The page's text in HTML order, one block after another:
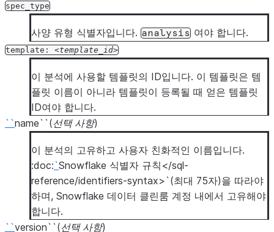
arguments
activation :
# Required for
snowflake_collaborator
spec_type
사양 유형 식별자입니다. analysis 여야 합니다.
template: template_id
이 분석에 사용할 템플릿의 ID입니다. 이 템플릿은 템
플릿 이름이 아니라 템플릿이 등록될 때 얻은 템플릿
ID여야 합니다.
``name``(선택 사항)
이 분석의 고유하고 사용자 친화적인 이름입니다.
:doc:`Snowflake 식별자 규칙</sql-
reference/identifiers-syntax>`(최대 75자)을 따라야
하며, Snowflake 데이터 클린룸 계정 내에서 고유해야
합니다.
``version``(선택 사항)